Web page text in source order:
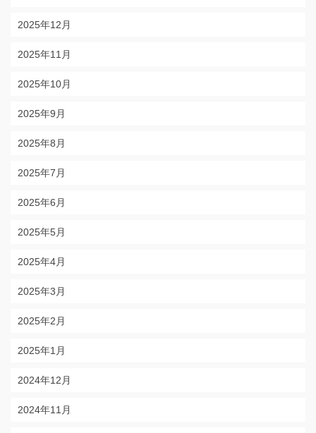
2025年12月
2025年11月
2025年10月
2025年9月
2025年8月
2025年7月
2025年6月
2025年5月
2025年4月
2025年3月
2025年2月
2025年1月
2024年12月
2024年11月